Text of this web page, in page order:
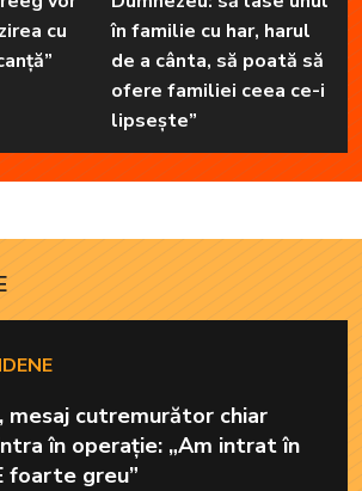
cu
în familie cu har, harul
de a cânta, să poată să
ofere familiei ceea ce-i
lipsește”
mesaj cutremurător chiar
în operație: „Am intrat în
foarte greu”